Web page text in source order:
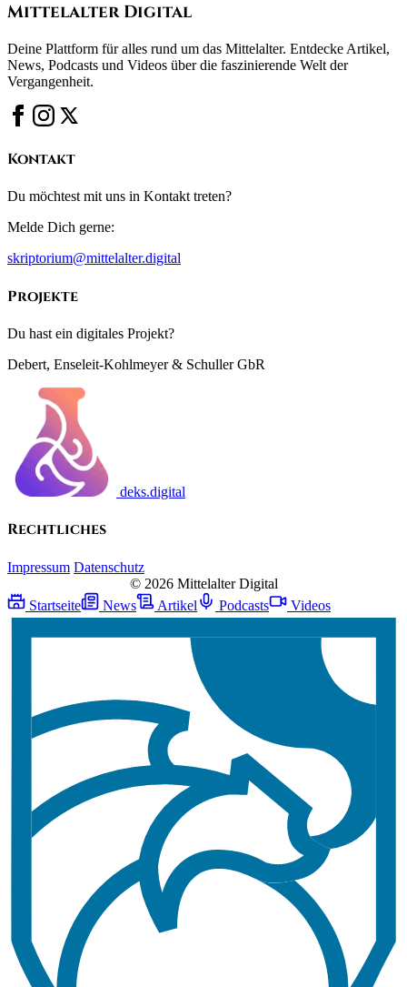
Mittelalter Digital
Deine Plattform für alles rund um das Mittelalter. Entdecke Artikel,
News, Podcasts und Videos über die faszinierende Welt der
Vergangenheit.
Kontakt
Du möchtest mit uns in Kontakt treten?
Melde Dich gerne:
skriptorium@mittelalter.digital
Projekte
Du hast ein digitales Projekt?
Debert, Enseleit-Kohlmeyer & Schuller GbR
deks.digital
Rechtliches
Impressum Datenschutz
© 2026 Mittelalter Digital
Startseite
News Artikel Podcasts Videos